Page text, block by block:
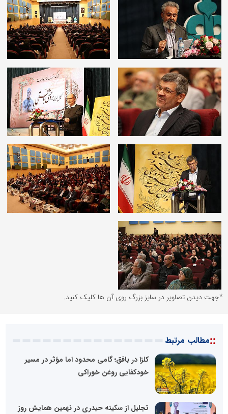
*جهت دیدن تصاویر در سایز بزرگ روی آن ها کلیک کنید.
::مطالب مرتبط
کلزا در بافق؛ گامی محدود اما مؤثر در مسیر
خودکفایی روغن خوراکی
تجلیل از سکینه حیدری در نهمین همایش روز